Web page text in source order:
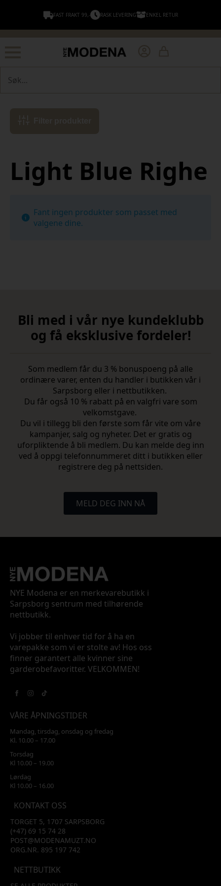
FAST FRAKT 99,- RASK LEVERING ENKEL RETUR
Light Blue Righe
Fant ingen produkter som passet med
valgene dine.
Bli med i vår nye kundeklubb
og få eksklusive fordeler!
Som medlem får du 3 % bonuspoeng på alle
ordinære varer, enten du handler i butikken vår i
Sarpsborg eller i nettbutikken.
Du får også 10 % rabatt på en valgfri vare som
velkomstgave.
Du vil i tillegg bli den første som får vite om våre
kampanjer, salg og nyheter. Det er gratis og
uforpliktende å bli medlem. Du kan melde deg inn
ved å oppgi telefonnummeret ditt i butikken eller
registrere deg på nettsiden.
MELD DEG INN NÅ
NYE Modena er en merkevarebutikk i
Sarpsborg sentrum med tilhørende
nettbutikk.
Vi jobber til enhver tid for å ha en
varepakke som vi er stolte av! Hos oss
finner garantert alle kvinner sine
garderobefavoritter. VELKOMMEN!
VÅRE ÅPNINGSTIDER
Mandag, tirsdag, onsdag og fredag
Kl. 10.00 – 17.00
Torsdag
Kl 10.00 – 19.00
Lørdag
Kl 10.00 – 16.00
KONTAKT OSS
TORGET 5, 1707 SARPSBORG
(+47) 69 15 74 28
POST@MODENAMUZT.NO
ORG.NR. 895 197 742
NETTBUTIKK